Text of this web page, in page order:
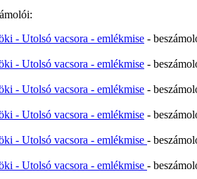
- Utolsó vacsora - emlékmise -
- Utolsó vacsora - emlékmise -
- Utolsó vacsora - emlékmise -
- Utolsó vacsora - emlékmise -
- Utolsó vacsora - emlékmise -
- Utolsó vacsora - emlékmise -